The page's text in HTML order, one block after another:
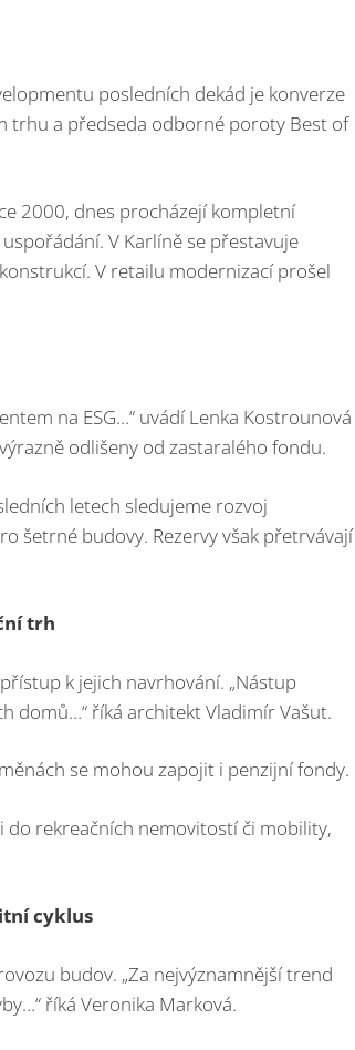
posledních dekád je konverze
trhu a předseda odborné poroty Best of
2000, dnes procházejí kompletní
V Karlíně se přestavuje
V retailu modernizací prošel
na ESG…“ uvádí Lenka Kostrounová
odlišeny od zastaralého fondu.
letech sledujeme rozvoj
šetrné budovy. Rezervy však přetrvávají
trh
k jejich navrhování. „Nástup
domů…“ říká architekt Vladimír Vašut.
se mohou zapojit i penzijní fondy.
do rekreačních nemovitostí či mobility,
cyklus
budov. „Za nejvýznamnější trend
říká Veronika Marková.